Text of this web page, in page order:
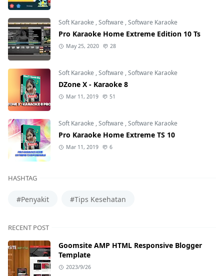
Soft Karaoke ,Software ,Software Karaoke
Pro Karaoke Home Extreme Edition 10 Ts
May 25, 2020 28
Soft Karaoke ,Software ,Software Karaoke
DZone X - Karaoke 8
Mar 11, 2019 51
Soft Karaoke ,Software ,Software Karaoke
Pro Karaoke Home Extreme TS 10
Mar 11, 2019 6
HASHTAG
#Penyakit #Tips Kesehatan
RECENT POST
Goomsite AMP HTML Responsive Blogger
Template
2023/9/26